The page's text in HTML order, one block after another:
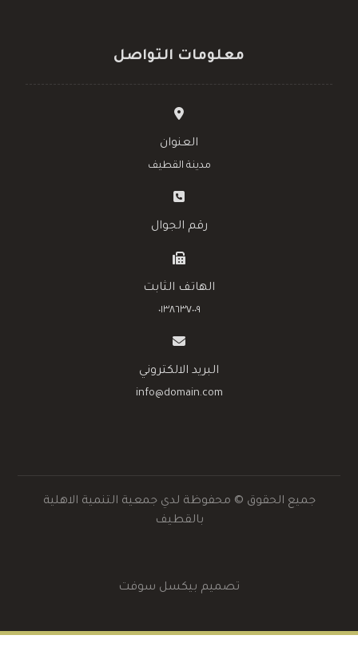
معلومات التواصل
العنوان
مدينة القطيف
رقم الجوال
الهاتف الثابت
٠١٣٨٦٣٧٠٠٩
البريد الالكتروني
info@domain.com
جميع الحقوق © محفوظة لدي جمعية التنمية الاهلية
بالقطيف
تصميم بيكسل سوفت